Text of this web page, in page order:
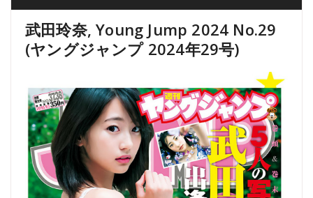
武田玲奈, Young Jump 2024 No.29
(ヤングジャンプ 2024年29号)